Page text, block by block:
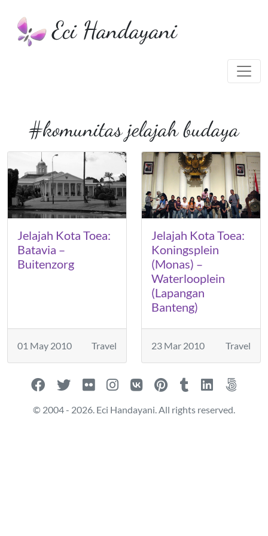
Eci Handayani
#komunitas jelajah budaya
Jelajah Kota Toea:
Batavia –
Buitenzorg
01 May 2010 Travel
Jelajah Kota Toea:
Koningsplein
(Monas) –
Waterlooplein
(Lapangan
Banteng)
23 Mar 2010 Travel
© 2004 - 2026. Eci Handayani. All rights reserved.